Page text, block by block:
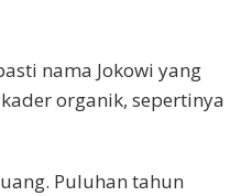
nama Jokowi yang
organik, sepertinya
Puluhan tahun